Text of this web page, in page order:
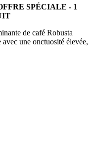
SPÉCIALE - 1
de café Robusta
une onctuosité élevée,